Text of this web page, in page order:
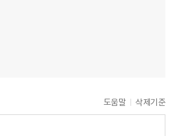
도움말 삭제기준